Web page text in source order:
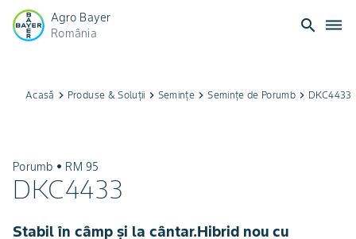
Agro Bayer
România
search dehaze
Acasă keyboard_arrow_right Produse & Soluții keyboard_arrow_right Semințe keyboard_arrow_rightSemințe de Porumb keyboard_arrow_right DKC4433
Porumb • RM 95
DKC4433
Stabil în câmp și la cântar.Hibrid nou cu